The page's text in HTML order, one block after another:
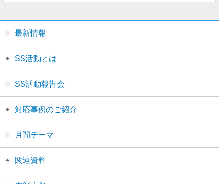
最新情報
SS活動とは
SS活動報告会
対応事例のご紹介
月間テーマ
関連資料